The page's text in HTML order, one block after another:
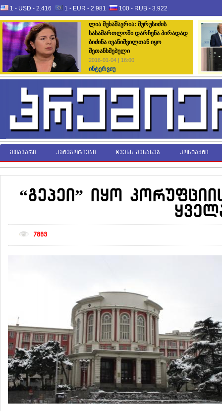
1 - USD - 2.416 1 - EUR - 2.981 100 - RUB - 3.922
ლია მუხაშავრია: მურუსიძის
სასამართლოში დარჩენა პირადად
ბიძინა ივანიშვილთან იყო
შეთანხმებული
2016-01-04 | 16:00
ინტერვიუ
მთავარი კატეგორიები ჩვენს შესახებ კონტაქტი
“გეპეი” იყო
7863